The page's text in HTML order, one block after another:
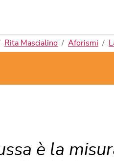
Rita Mascialino Aforismi
è la